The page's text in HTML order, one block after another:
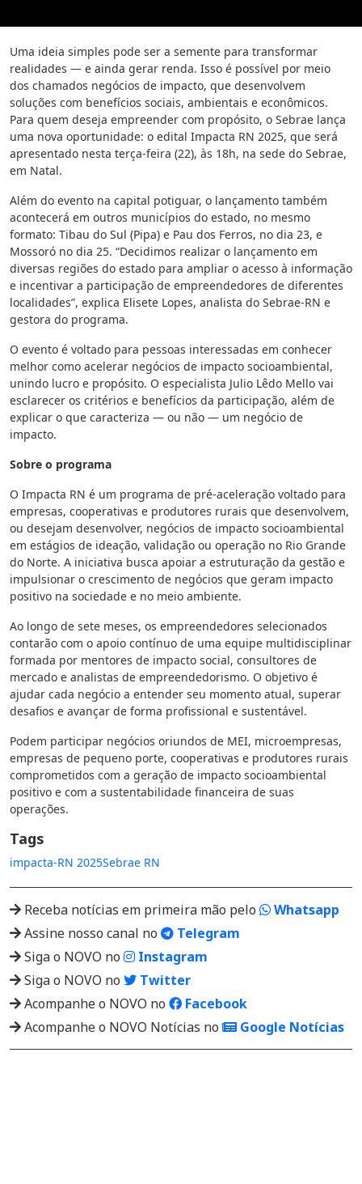
Uma ideia simples pode ser a semente para transformar
realidades — e ainda gerar renda. Isso é possível por meio
dos chamados negócios de impacto, que desenvolvem
soluções com benefícios sociais, ambientais e econômicos.
Para quem deseja empreender com propósito, o Sebrae lança
uma nova oportunidade: o edital Impacta RN 2025, que será
apresentado nesta terça-feira (22), às 18h, na sede do Sebrae,
em Natal.
Além do evento na capital potiguar, o lançamento também
acontecerá em outros municípios do estado, no mesmo
formato: Tibau do Sul (Pipa) e Pau dos Ferros, no dia 23, e
Mossoró no dia 25. “Decidimos realizar o lançamento em
diversas regiões do estado para ampliar o acesso à informação
e incentivar a participação de empreendedores de diferentes
localidades”, explica Elisete Lopes, analista do Sebrae-RN e
gestora do programa.
O evento é voltado para pessoas interessadas em conhecer
melhor como acelerar negócios de impacto socioambiental,
unindo lucro e propósito. O especialista Julio Lêdo Mello vai
esclarecer os critérios e benefícios da participação, além de
explicar o que caracteriza — ou não — um negócio de
impacto.
Sobre o programa
O Impacta RN é um programa de pré-aceleração voltado para
empresas, cooperativas e produtores rurais que desenvolvem,
ou desejam desenvolver, negócios de impacto socioambiental
em estágios de ideação, validação ou operação no Rio Grande
do Norte. A iniciativa busca apoiar a estruturação da gestão e
impulsionar o crescimento de negócios que geram impacto
positivo na sociedade e no meio ambiente.
Ao longo de sete meses, os empreendedores selecionados
contarão com o apoio contínuo de uma equipe multidisciplinar
formada por mentores de impacto social, consultores de
mercado e analistas de empreendedorismo. O objetivo é
ajudar cada negócio a entender seu momento atual, superar
desafios e avançar de forma profissional e sustentável.
Podem participar negócios oriundos de MEI, microempresas,
empresas de pequeno porte, cooperativas e produtores rurais
comprometidos com a geração de impacto socioambiental
positivo e com a sustentabilidade financeira de suas
operações.
Tags
impacta-RN 2025Sebrae RN
Receba notícias em primeira mão pelo
Whatsapp
Assine nosso canal no
Telegram
Siga o NOVO no
Instagram
Siga o NOVO no
Twitter
Acompanhe o NOVO no
Facebook
Acompanhe o NOVO Notícias no
Google Notícias